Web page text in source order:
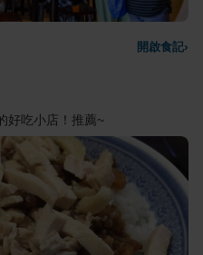
開啟食記›
好吃小店！推薦~